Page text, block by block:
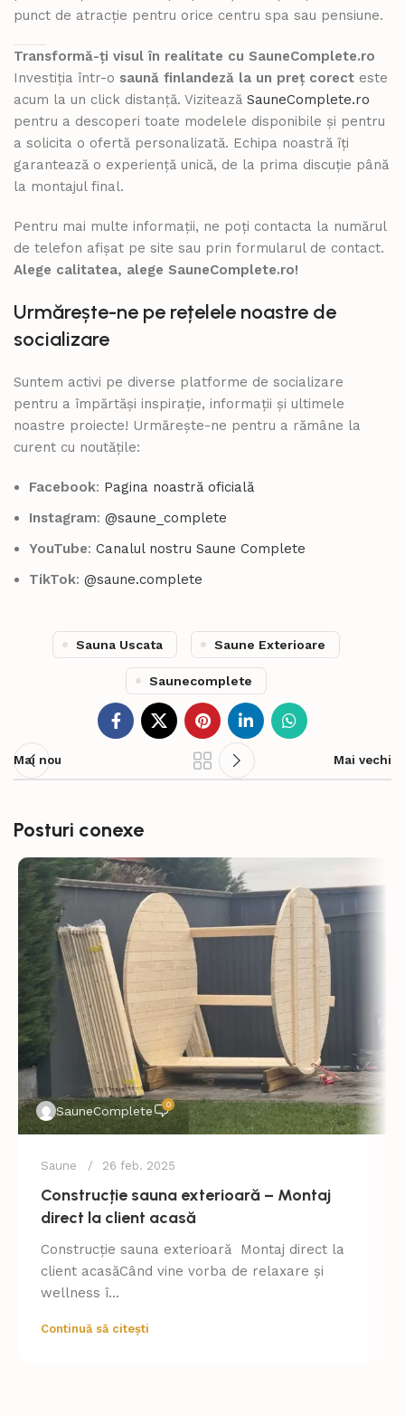
punct de atracție pentru orice centru spa sau pensiune.
Transformă-ți visul în realitate cu SauneComplete.ro
Investiția într-o saună finlandeză la un preț corect este
acum la un click distanță. Vizitează SauneComplete.ro
pentru a descoperi toate modelele disponibile și pentru
a solicita o ofertă personalizată. Echipa noastră îți
garantează o experiență unică, de la prima discuție până
la montajul final.
Pentru mai multe informații, ne poți contacta la numărul
de telefon afișat pe site sau prin formularul de contact.
Alege calitatea, alege SauneComplete.ro!
Urmărește-ne pe rețelele noastre de
socializare
Suntem activi pe diverse platforme de socializare
pentru a împărtăși inspirație, informații și ultimele
noastre proiecte! Urmărește-ne pentru a rămâne la
curent cu noutățile:
Facebook: Pagina noastră oficială
Instagram: @saune_complete
YouTube: Canalul nostru Saune Complete
TikTok: @saune.complete
Sauna Uscata Saune Exterioare
Saunecomplete
Mai nou Mai vechi
Posturi conexe
SauneComplete 0
Saune 26 feb. 2025
Construcție sauna exterioară – Montaj
direct la client acasă
Construcție sauna exterioară Montaj direct la
client acasăCând vine vorba de relaxare și
wellness î...
Continuă să citești